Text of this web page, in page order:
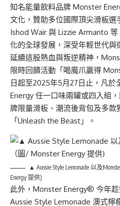
知名能量飲料品牌 Monster
文化，贊助多位國際頂尖滑板選
Ishod Wair 與 Lizzie Armanto
化的全球發展，深受年輕世代與
延續這股熱血與叛逆精神，
限時回饋活動「喝魔爪贏得
日起至2025年5月27日止，凡
Energy 任一口味兩罐或四入組
牌限量滑板、潮流後背包及多款
「Unleash the Beast」。
▲ Aussie Style Lemonade 以及
Energy 提供)
此外，Monster Energy® 今年
Aussie Style Lemonade 澳式檸